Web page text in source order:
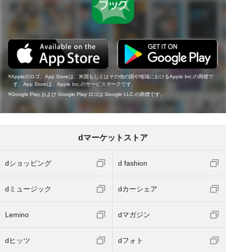
Appleのロゴ、App Storeは、米国もしくはその他の国や地域におけるApple Inc.の商標で
す。App Storeは、Apple Inc.のサービスマークです。
Google Play および Google Play ロゴは Google LLC の商標です。
dマーケットストア
dショッピング d fashion
dミュージック dカーシェア
Lemino dマガジン
dヒッツ dフォト